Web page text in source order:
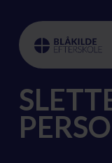
main
content